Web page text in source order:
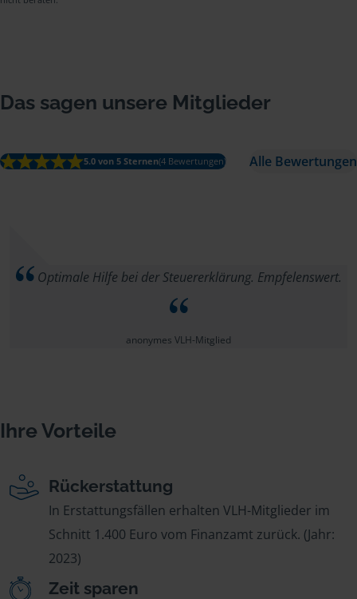
Das sagen unsere Mitglieder
5.0 von 5 Sternen(4 Bewertungen) Alle Bewertungen
Optimale Hilfe bei der Steuererklärung. Empfelenswert.
anonymes VLH-Mitglied
Ihre Vorteile
Rückerstattung
In Erstattungsfällen erhalten VLH-Mitglieder im
Schnitt 1.400 Euro vom Finanzamt zurück. (Jahr:
2023)
Zeit sparen